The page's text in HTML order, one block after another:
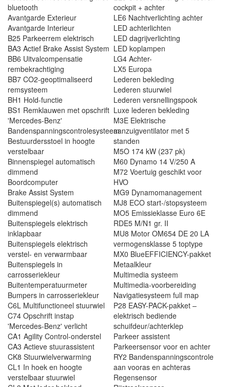
bluetooth
Avantgarde Exterieur
Avantgarde Interieur
B25 Parkeerrem elektrisch
BA3 Actief Brake Assist System
BB6 Uitvalcompensatie
rembekrachtiging
BB7 CO2-geoptimaliseerd
remsysteem
BH1 Hold-functie
BS1 Remklauwen met opschrift
'Mercedes-Benz'
Bandenspanningscontrolesysteem
Bestuurdersstoel in hoogte
verstelbaar
Binnenspiegel automatisch
dimmend
Boordcomputer
Brake Assist System
Buitenspiegel(s) automatisch
dimmend
Buitenspiegels elektrisch
inklapbaar
Buitenspiegels elektrisch
verstel- en verwarmbaar
Buitenspiegels in
carrosseriekleur
Buitentemperatuurmeter
Bumpers in carrosseriekleur
C6L Multifunctioneel stuurwiel
C74 Opschrift instap
'Mercedes-Benz' verlicht
CA1 Agility Control-onderstel
CA3 Actieve stuurassistent
CK8 Stuurwielverwarming
CL1 In hoek en hoogte
verstelbaar stuurwiel
cockpit + achter
LE6 Nachtverlichting achter
LED achterlichten
LED dagrijverlichting
LED koplampen
LG4 Achter-
LX5 Europa
Lederen bekleding
Lederen stuurwiel
Lederen versnellingspook
Luxe lederen bekleding
M3E Elektrische
aanzuigventilator met 5
standen
M5O 174 kW (237 pk)
M60 Dynamo 14 V/250 A
M72 Voertuig geschikt voor
HVO
MG9 Dynamomanagement
MJ8 ECO start-/stopsysteem
MO5 Emissieklasse Euro 6E
RDE5 M/N1 gr. II
MU8 Motor OM654 DE 20 LA
vermogensklasse 5 toptype
MX0 BlueEFFICIENCY-pakket
Metaalkleur
Multimedia systeem
Multimedia-voorbereiding
Navigatiesysteem full map
P28 EASY-PACK-pakket –
elektrisch bediende
schuifdeur/achterklep
Parkeer assistent
Parkeersensor voor en achter
RY2 Bandenspanningscontrole
aan vooras en achteras
Regensensor